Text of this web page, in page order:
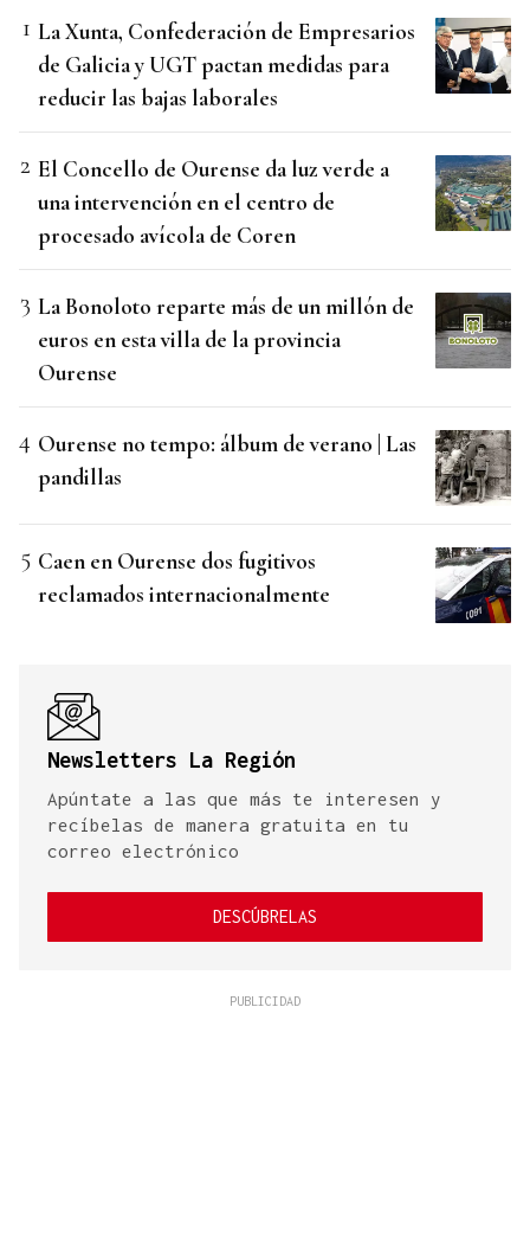
La Xunta, Confederación de Empresarios
de Galicia y UGT pactan medidas para
reducir las bajas laborales
El Concello de Ourense da luz verde a
una intervención en el centro de
procesado avícola de Coren
La Bonoloto reparte más de un millón de
euros en esta villa de la provincia
Ourense
Ourense no tempo: álbum de verano | Las
pandillas
Caen en Ourense dos fugitivos
reclamados internacionalmente
Newsletters La Región
Apúntate a las que más te interesen y
recíbelas de manera gratuita en tu
correo electrónico
DESCÚBRELAS